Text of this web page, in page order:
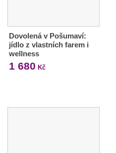
Dovolená v Pošumaví:
jídlo z vlastních farem i
wellness
1 680 Kč